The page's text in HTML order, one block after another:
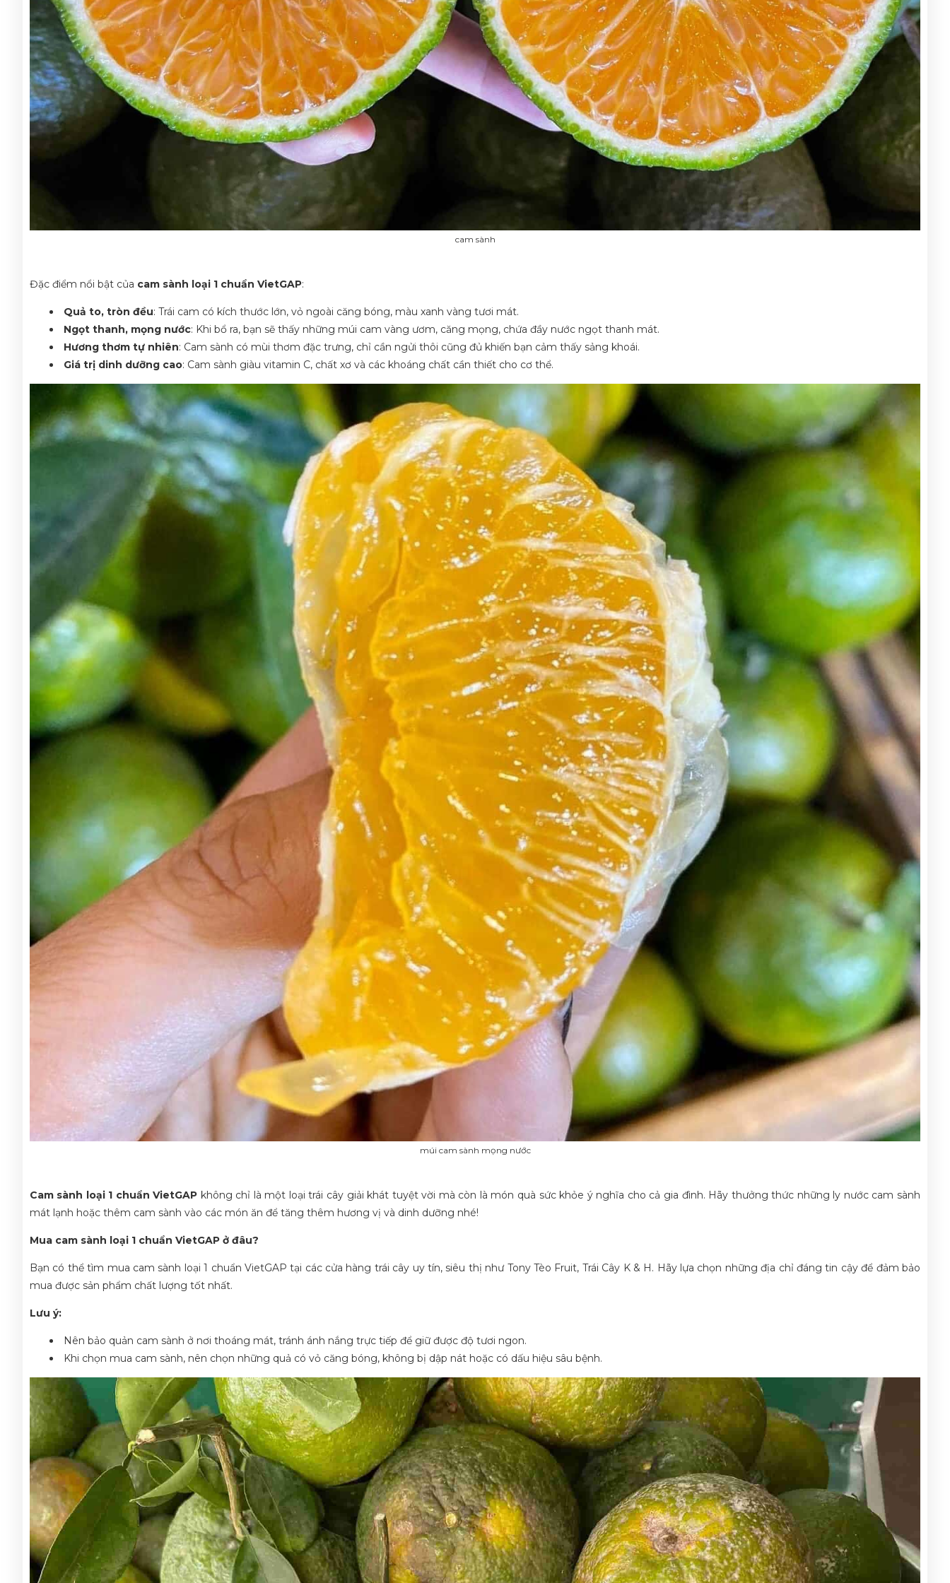
cam sành
Đặc điểm nổi bật của cam sành loại 1 chuẩn VietGAP:
Quả to, tròn đều: Trái cam có kích thước lớn, vỏ ngoài căng bóng, màu xanh vàng tươi mát.
Ngọt thanh, mọng nước: Khi bổ ra, bạn sẽ thấy những múi cam vàng ươm, căng mọng, chứa đầy nước ngọt thanh mát.
Hương thơm tự nhiên: Cam sành có mùi thơm đặc trưng, chỉ cần ngửi thôi cũng đủ khiến bạn cảm thấy sảng khoái.
Giá trị dinh dưỡng cao: Cam sành giàu vitamin C, chất xơ và các khoáng chất cần thiết cho cơ thể.
múi cam sành mọng nước
Cam sành loại 1 chuẩn VietGAP không chỉ là một loại trái cây giải khát tuyệt vời mà còn là món quà sức khỏe ý nghĩa cho cả gia đình. Hãy thưởng thức những ly nước cam sành
mát lạnh hoặc thêm cam sành vào các món ăn để tăng thêm hương vị và dinh dưỡng nhé!
Mua cam sành loại 1 chuẩn VietGAP ở đâu?
Bạn có thể tìm mua cam sành loại 1 chuẩn VietGAP tại các cửa hàng trái cây uy tín, siêu thị như Tony Tèo Fruit, Trái Cây K & H. Hãy lựa chọn những địa chỉ đáng tin cậy để đảm bảo
mua được sản phẩm chất lượng tốt nhất.
Lưu ý:
Nên bảo quản cam sành ở nơi thoáng mát, tránh ánh nắng trực tiếp để giữ được độ tươi ngon.
Khi chọn mua cam sành, nên chọn những quả có vỏ căng bóng, không bị dập nát hoặc có dấu hiệu sâu bệnh.